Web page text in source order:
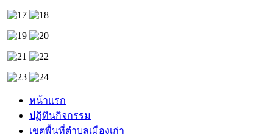
หน้าแรก
ปฏิทินกิจกรรม
เขตพื้นที่ตำบลเมืองเก่า